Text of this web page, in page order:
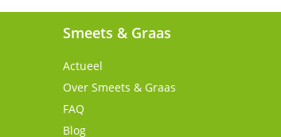
Smeets & Graas
Actueel
Over Smeets & Graas
FAQ
Blog